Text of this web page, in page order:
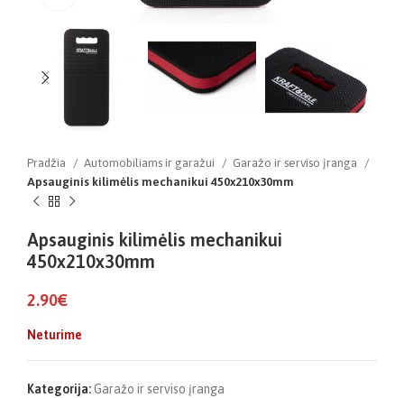
Pradžia Automobiliams ir garažui
Garažo ir serviso įranga
Apsauginis kilimėlis mechanikui 450x210x30mm
Apsauginis kilimėlis mechanikui
450x210x30mm
2.90€
Neturime
Kategorija:Garažo ir serviso įranga